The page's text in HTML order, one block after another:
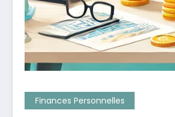
Finances Personnelles